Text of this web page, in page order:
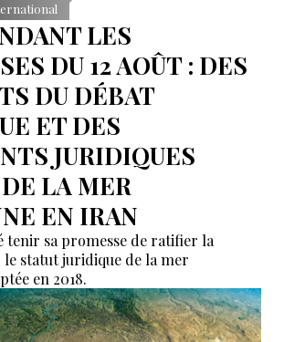
LES
DU 12 AOÛT : DES
DU DÉBAT
ET DES
JURIDIQUES
LA MER
EN IRAN
tenir sa promesse de ratifier la
statut juridique de la mer
en 2018.